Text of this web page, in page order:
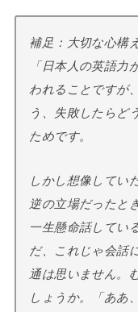
補足：大切な心構
「日本人の英語力
われることですが
う、失敗したらど
ためです。
しかし想像してい
逆の立場だったと
一生懸命話してい
だ、これじゃ会話
通は思いません。
しょうか。「ああ